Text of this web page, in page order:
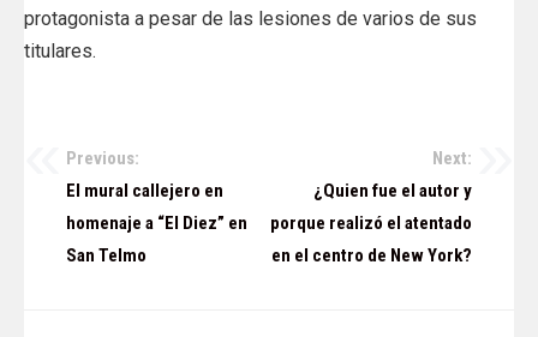
protagonista a pesar de las lesiones de varios de sus
titulares.
Navegación
entradas
Previous:
El mural callejero en
homenaje a “El Diez” en
San Telmo
Next:
¿Quien fue el autor y
porque realizó el atentado
en el centro de New York?